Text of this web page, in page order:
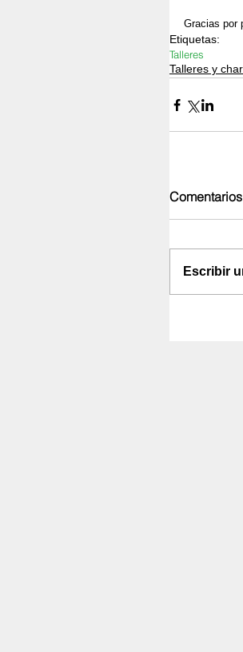
Gracias por
Etiquetas:
Talleres
Talleres y
Comentarios
Escribir